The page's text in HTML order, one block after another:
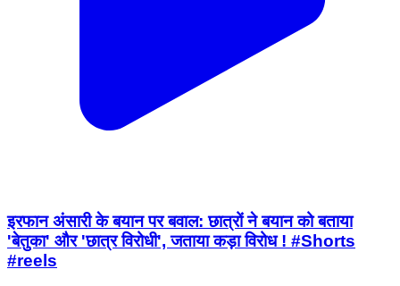
इरफान अंसारी के बयान पर बवाल: छात्रों ने बयान को बताया
'बेतुका' और 'छात्र विरोधी', जताया कड़ा विरोध ! #Shorts
#reels